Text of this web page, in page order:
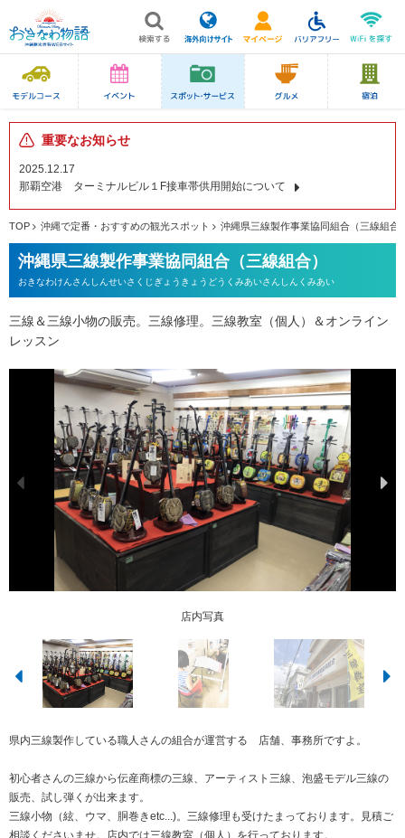
重要なお知らせ
2025.12.17
那覇空港 ターミナルビル１F接車帯供用開始について
TOP 沖縄で定番・おすすめの観光スポット 沖縄県三線製作事業協同組合（三線組合
沖縄県三線製作事業協同組合（三線組合）
おきなわけんさんしんせいさくじぎょうきょうどうくみあいさんしんくみあい
三線＆三線小物の販売。三線修理。三線教室（個人）＆オンライン
レッスン
店内写真
三線教室（個人）、オンライン教室
外観
外観２
県内三線製作している職人さんの組合が運営する 店舗、事務所ですよ。
初心者さんの三線から伝産商標の三線、アーティスト三線、泡盛モデル三線の
販売、試し弾くが出来ます。
三線小物（絃、ウマ、胴巻きetc...)。三線修理も受けたまっております。見積ご
相談くださいませ。店内では三線教室（個人）を行っております。